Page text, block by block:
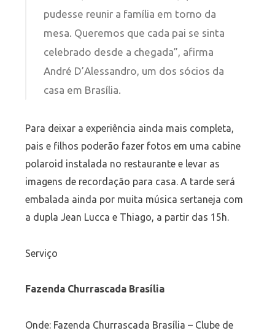
pudesse reunir a família em torno da
mesa. Queremos que cada pai se sinta
celebrado desde a chegada”, afirma
André D’Alessandro, um dos sócios da
casa em Brasília.
Para deixar a experiência ainda mais completa,
pais e filhos poderão fazer fotos em uma cabine
polaroid instalada no restaurante e levar as
imagens de recordação para casa. A tarde será
embalada ainda por muita música sertaneja com
a dupla Jean Lucca e Thiago, a partir das 15h.
Serviço
Fazenda Churrascada Brasília
Onde: Fazenda Churrascada Brasília – Clube de